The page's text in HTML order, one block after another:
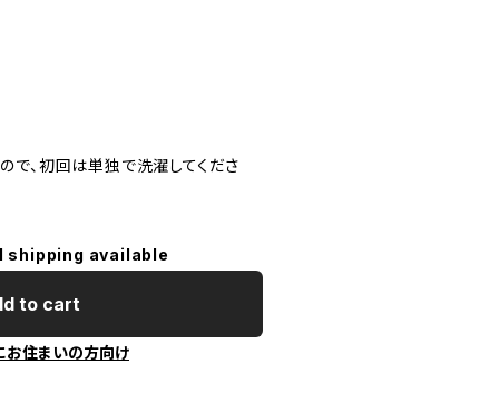
、初回は単独で洗濯してくださ
shipping available
to cart
お住まいの方向け